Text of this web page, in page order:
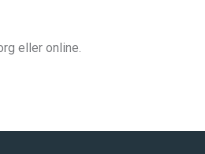
eller online.